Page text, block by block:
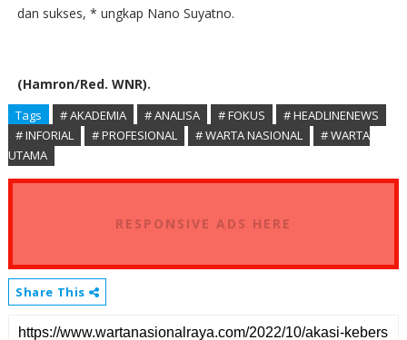
dan sukses, * ungkap Nano Suyatno.
(Hamron/Red. WNR).
Tags # AKADEMIA # ANALISA # FOKUS
# HEADLINENEWS
# INFORIAL
# PROFESIONAL # WARTA NASIONAL
# WARTA
UTAMA
RESPONSIVE ADS HERE
Share This